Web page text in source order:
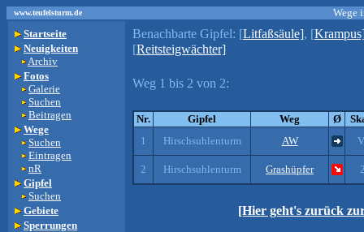
www.teufelsturm.de
Wege
Startseite
Neuigkeiten
Archiv
Fotos
Galerie
Suchen
Beitragen
Wege
Suchen
Eintragen
nR
Gipfel
Suchen
Gebiete
Sperrungen
Benachbarte Gipfel: [Litfaßsäule], [
[Reitsteigwächter]
Weg 1 bis 2 von 2:
Nr. Gipfel Weg Ø
1
Hirschsuhlenturm AW
2 Hirschsuhlenturm Grashüpfer
[Hier geht's zurück